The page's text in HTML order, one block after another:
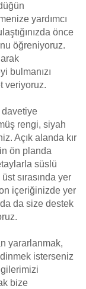
yardımcı
önce
öğreniyoruz.
bulmanızı
veriyoruz.
davetiye
rengi, siyah
Açık alanda kır
ön planda
süslü
sırasında yer
içeriğinizde yer
da size destek
yararlanmak,
isterseniz
bize